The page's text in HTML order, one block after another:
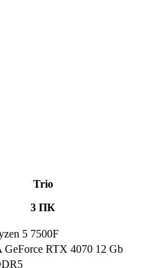
Trio
3 ПК
5 7500F
RTX 4070 12 Gb